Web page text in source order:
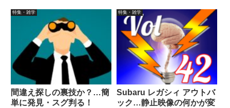
トで作ることです。また色の変化
で重要なのが、素材の色をきちん
と変えた画像の用意と「変える
色」「変えたあとの色」の選択。
画に答えはありませんので、最後
まで繰り返し見られます。
特集・雑学
間違え探しの裏技か？…簡
単に発見・スグ判る！
特集・雑学
Subaru レガシィ アウトバ
ック…静止映像の何かが変